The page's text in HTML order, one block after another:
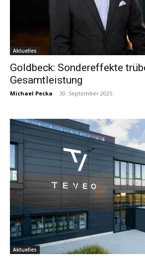
Aktuelles
Goldbeck: Sondereffekte
Gesamtleistung
Michael Pecka - 30. September 2025
Aktuelles